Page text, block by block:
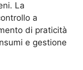
La
a
di praticità
e gestione